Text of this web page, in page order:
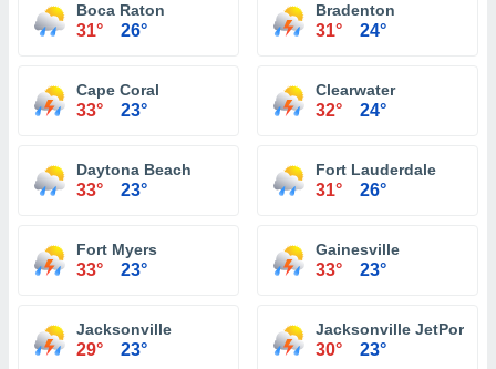
Boca Raton
31° 26°
Bradenton
31° 24°
Cape Coral
33° 23°
Clearwater
32° 24°
Daytona Beach
33° 23°
Fort Lauderdale
31° 26°
Fort Myers
33° 23°
Gainesville
33° 23°
Jacksonville
29° 23°
Jacksonville JetPort at
30° 23°